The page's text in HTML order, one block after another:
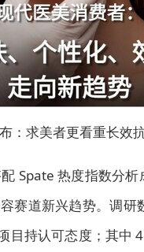
：求美者更看重长效
Spate 热度指数分
赛道新兴趋势。调研
目持认可态度；其中